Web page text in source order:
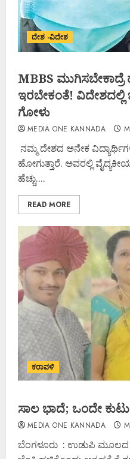
ದೇಶ -ವಿದೇಶ
MBBS ಮುಗಿಸಬೇಕಾದ್ರೆ
ಇರಬೇಕಂತೆ!
ಗೋಳು
MEDIA ONE KANNADA
ನಮ್ಮ ದೇಶದ ಅನೇಕ
ಹೋಗುತ್ತಾರೆ. ಅವರಲ್ಲಿ
ಹೆಚ್ಚು....
READ MORE
ಕರಾವಳಿ
ಸಾಲ ಭಾದೆ; ಒಂದೇ
MEDIA ONE KANNADA
ಬೆಂಗಳೂರು : ಉಡುಪಿ ಮೂಲದ